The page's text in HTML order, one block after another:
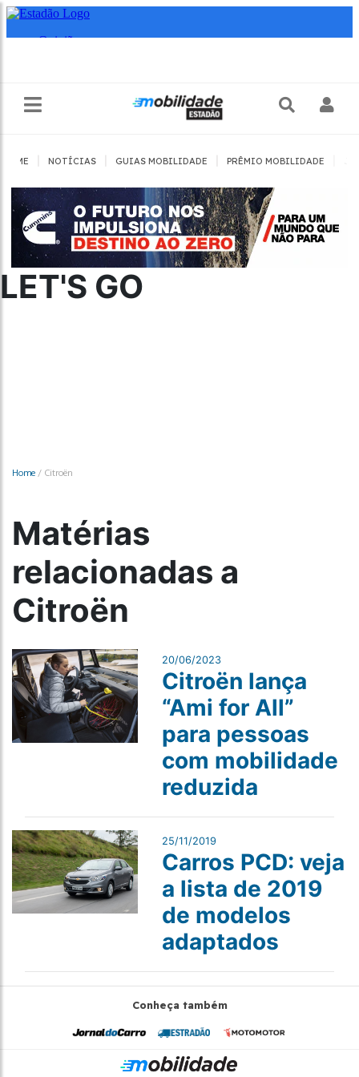
HOME NOTÍCIAS GUIAS MOBILIDADE PRÊMIO MOBILIDADE
LET'S GO
Home / Citroën
Matérias
relacionadas a
Citroën
20/06/2023
Citroën lança
“Ami for All”
para pessoas
com mobilidade
reduzida
25/11/2019
Carros PCD: veja
a lista de 2019
de modelos
adaptados
Conheça também